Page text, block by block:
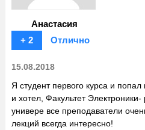
Анастасия
+ 2
Отлично
15.08.2018
Я студент первого курса и
и хотел, Факультет
универе все преподаватели
лекций всегда интересно!